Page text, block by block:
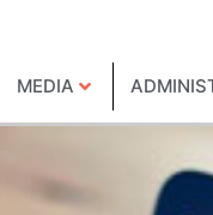
MEDIA